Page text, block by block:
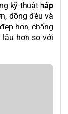
kỹ thuật hấp
đồng đều và
hơn, chống
lâu hơn so với